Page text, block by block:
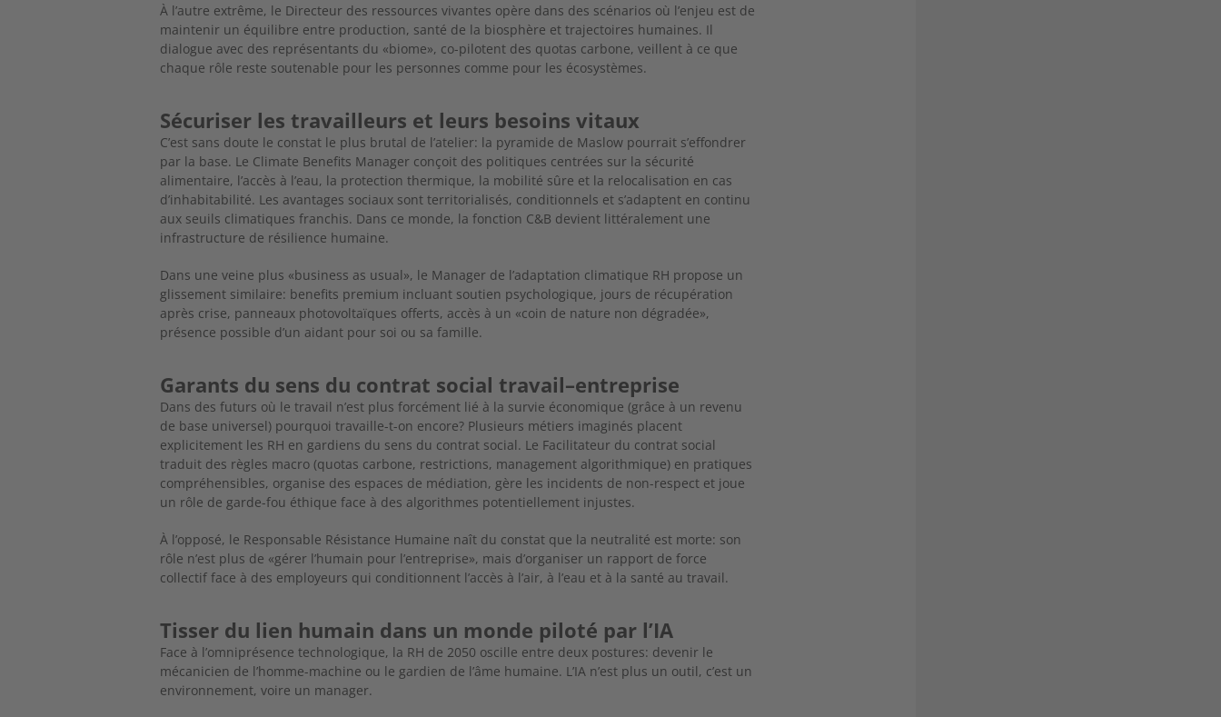
À l’autre extrême, le Directeur des ressources vivantes opère dans des scénarios où l’enjeu est de
maintenir un équilibre entre production, santé de la biosphère et trajectoires humaines. Il
dialogue avec des représentants du «biome», co-pilotent des quotas carbone, veillent à ce que
chaque rôle reste soutenable pour les personnes comme pour les écosystèmes.
Sécuriser les travailleurs et leurs besoins vitaux
C’est sans doute le constat le plus brutal de l’atelier: la pyramide de Maslow pourrait s’effondrer
par la base. Le Climate Benefits Manager conçoit des politiques centrées sur la sécurité
alimentaire, l’accès à l’eau, la protection thermique, la mobilité sûre et la relocalisation en cas
d’inhabitabilité. Les avantages sociaux sont territorialisés, conditionnels et s’adaptent en continu
aux seuils climatiques franchis. Dans ce monde, la fonction C&B devient littéralement une
infrastructure de résilience humaine.
Dans une veine plus «business as usual», le Manager de l’adaptation climatique RH propose un
glissement similaire: benefits premium incluant soutien psychologique, jours de récupération
après crise, panneaux photovoltaïques offerts, accès à un «coin de nature non dégradée»,
présence possible d’un aidant pour soi ou sa famille.
Garants du sens du contrat social travail–entreprise
Dans des futurs où le travail n’est plus forcément lié à la survie économique (grâce à un revenu
de base universel) pourquoi travaille-t-on encore? Plusieurs métiers imaginés placent
explicitement les RH en gardiens du sens du contrat social. Le Facilitateur du contrat social
traduit des règles macro (quotas carbone, restrictions, management algorithmique) en pratiques
compréhensibles, organise des espaces de médiation, gère les incidents de non-respect et joue
un rôle de garde-fou éthique face à des algorithmes potentiellement injustes.
À l’opposé, le Responsable Résistance Humaine naît du constat que la neutralité est morte: son
rôle n’est plus de «gérer l’humain pour l’entreprise», mais d’organiser un rapport de force
collectif face à des employeurs qui conditionnent l’accès à l’air, à l’eau et à la santé au travail.
Tisser du lien humain dans un monde piloté par l’IA
Face à l’omniprésence technologique, la RH de 2050 oscille entre deux postures: devenir le
mécanicien de l’homme-machine ou le gardien de l’âme humaine. L’IA n’est plus un outil, c’est un
environnement, voire un manager.